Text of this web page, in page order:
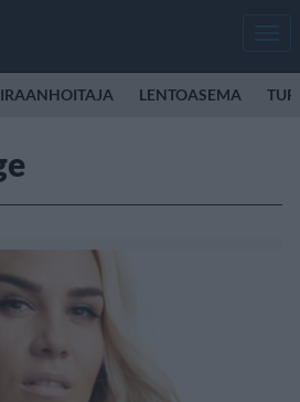
LENTOASEMA